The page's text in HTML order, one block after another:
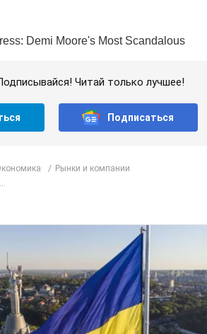
Читай только лучшее!
Подписаться
Рынки и компании